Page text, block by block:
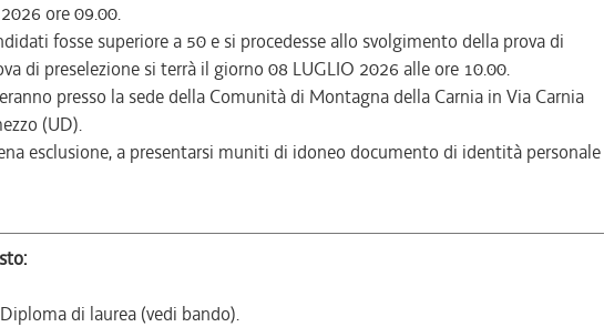
ore 09.00.
fosse superiore a 50 e si procedesse allo svolgimento della prova di
di preselezione si terrà il giorno 08 LUGLIO 2026 alle ore 10.00.
presso la sede della Comunità di Montagna della Carnia in Via Carnia
(UD).
esclusione, a presentarsi muniti di idoneo documento di identità personale
Diploma di laurea (vedi bando).